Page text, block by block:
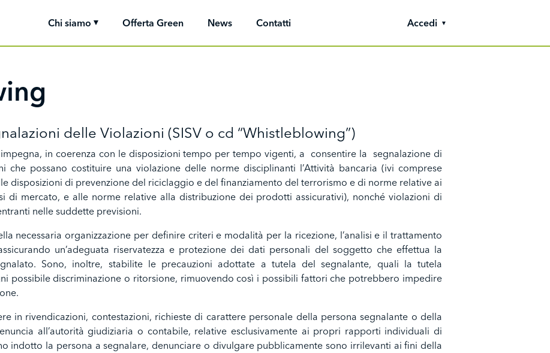
Chi siamo Offerta Green News Contatti Accedi
delle Violazioni (SISV o cd “Whistleblowing”)
in coerenza con le disposizioni tempo per tempo vigenti, a consentire la segnalazione di
che possano costituire una violazione delle norme disciplinanti l’Attività bancaria (ivi comprese
disposizioni di prevenzione del riciclaggio e del finanziamento del terrorismo e di norme relative ai
di mercato, e alle norme relative alla distribuzione dei prodotti assicurativi), nonché violazioni di
nelle suddette previsioni.
necessaria organizzazione per definire criteri e modalità per la ricezione, l’analisi e il trattamento
un’adeguata riservatezza e protezione dei dati personali del soggetto che effettua la
Sono, inoltre, stabilite le precauzioni adottate a tutela del segnalante, quali la tutela
possibile discriminazione o ritorsione, rimuovendo così i possibili fattori che potrebbero impedire
in rivendicazioni, contestazioni, richieste di carattere personale della persona segnalante o della
all’autorità giudiziaria o contabile, relative esclusivamente ai propri rapporti individuali di
indotto la persona a segnalare, denunciare o divulgare pubblicamente sono irrilevanti ai fini della